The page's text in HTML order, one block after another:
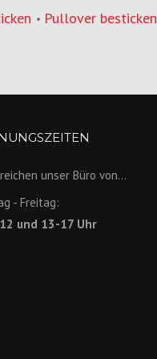
• Pullover besticken
unser Büro von...
- Freitag:
und 13-17 Uhr